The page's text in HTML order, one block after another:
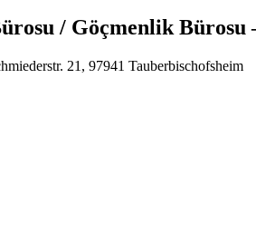
/ Göçmenlik
21, 97941 Tauberbischofsheim